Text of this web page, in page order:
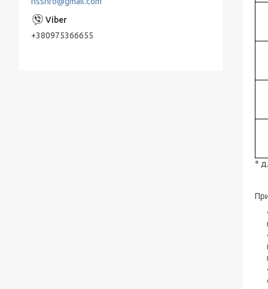
*
Живильні насоси ПЕ
типу для нафтопродуктів
+380975366655